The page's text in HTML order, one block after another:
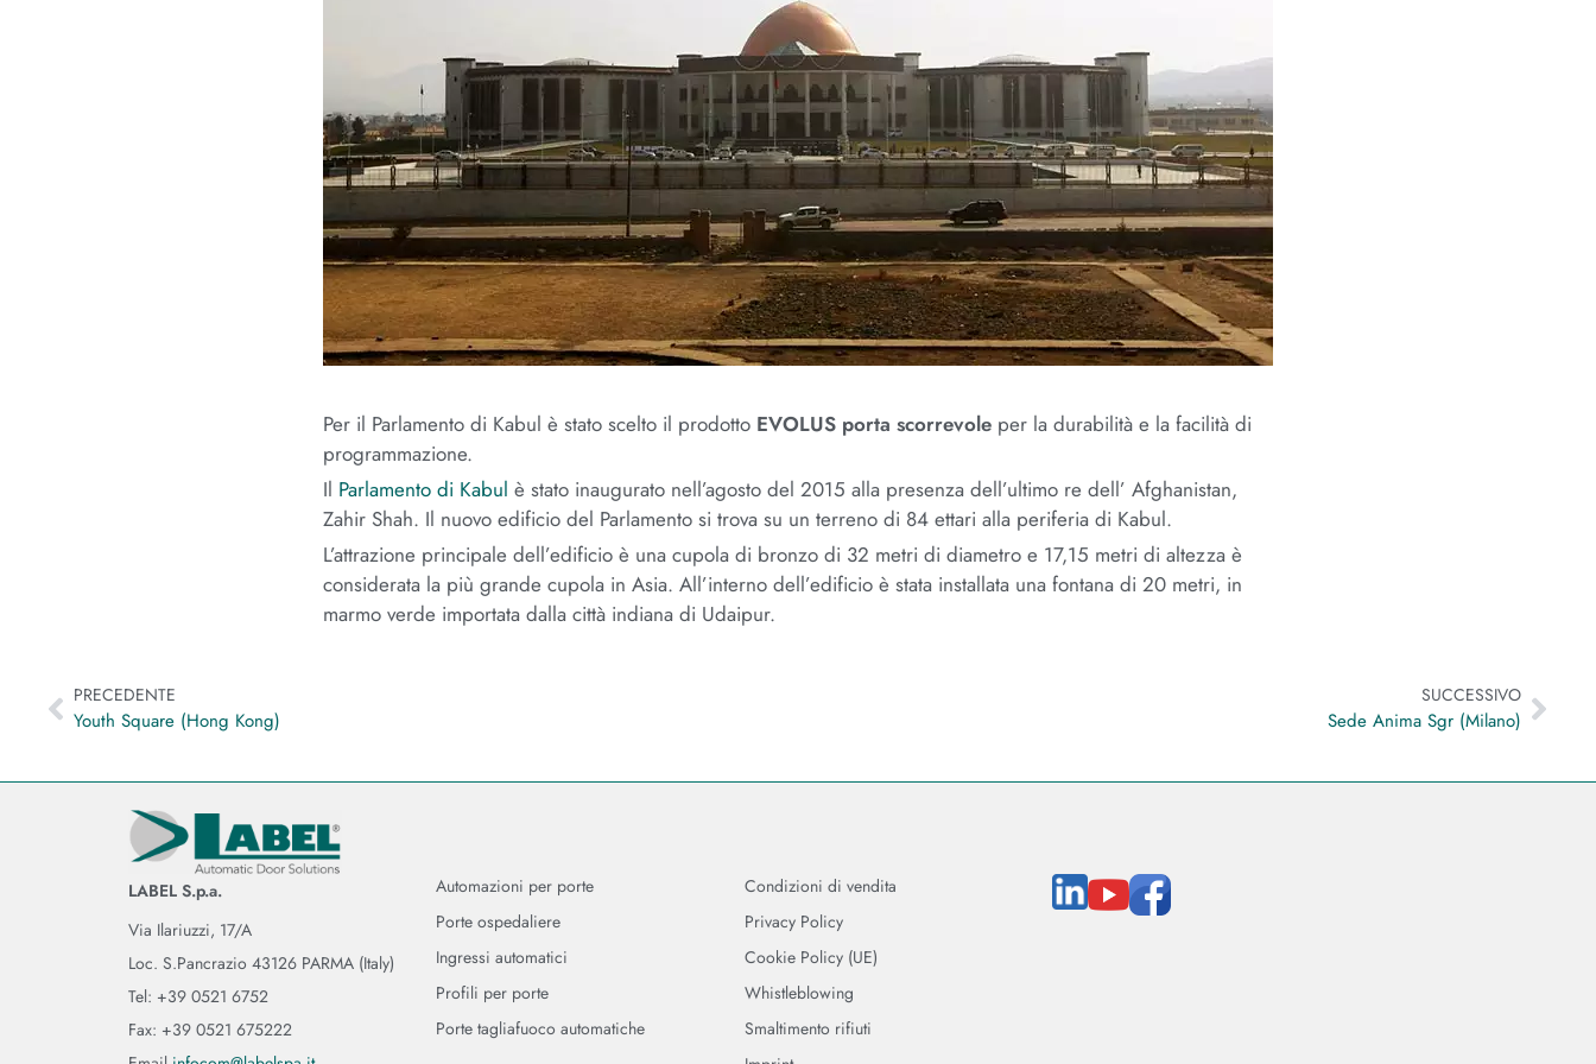
Per il Parlamento di Kabul è stato scelto il prodotto EVOLUS porta scorrevole per la durabilità e la facilità di
programmazione.
Il Parlamento di Kabul è stato inaugurato nell’agosto del 2015 alla presenza dell’ultimo re dell’ Afghanistan,
Zahir Shah. Il nuovo edificio del Parlamento si trova su un terreno di 84 ettari alla periferia di Kabul.
L’attrazione principale dell’edificio è una cupola di bronzo di 32 metri di diametro e 17,15 metri di altezza è
considerata la più grande cupola in Asia. All’interno dell’edificio è stata installata una fontana di 20 metri, in
marmo verde importata dalla città indiana di Udaipur.
PRECEDENTE
Youth Square (Hong Kong)
SUCCESSIVO
Sede Anima Sgr (Milano)
LABEL S.p.a.
Via Ilariuzzi, 17/A
Loc. S.Pancrazio 43126 PARMA (Italy)
Tel: +39 0521 6752
Fax: +39 0521 675222
Automazioni per porte
Porte ospedaliere
Ingressi automatici
Profili per porte
Porte tagliafuoco automatiche
Condizioni di vendita
Privacy Policy
Cookie Policy (UE)
Whistleblowing
Smaltimento rifiuti